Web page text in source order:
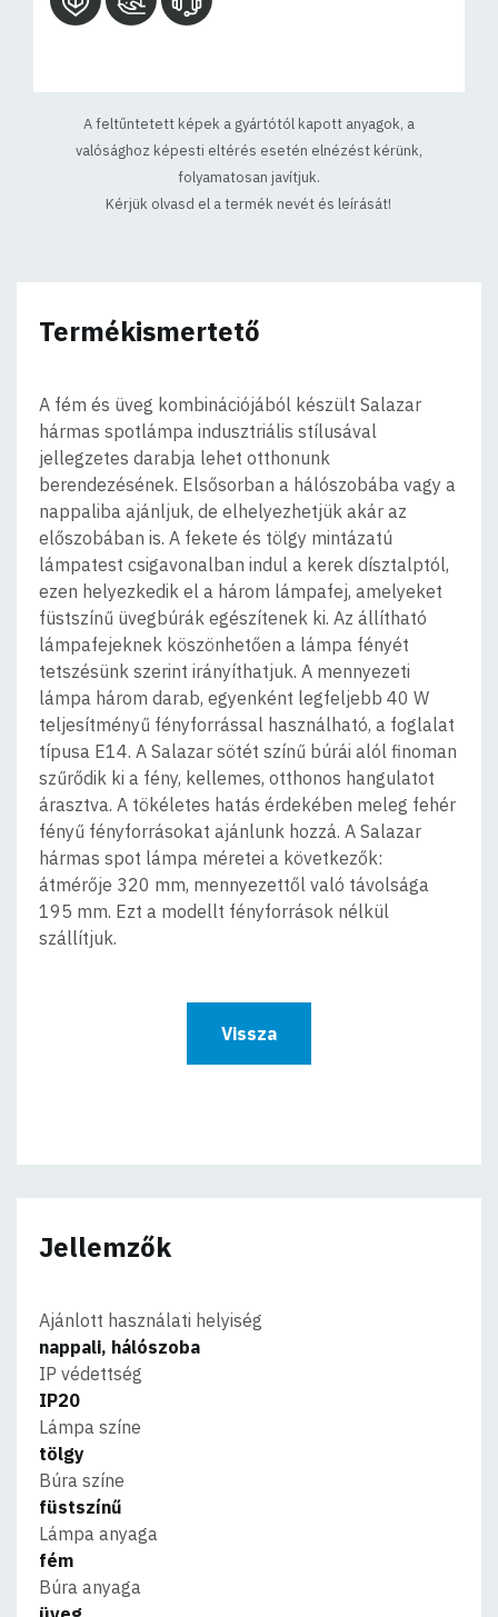
A feltűntetett képek a gyártótól kapott anyagok, a
valósághoz képesti eltérés esetén elnézést kérünk,
folyamatosan javítjuk.
Kérjük olvasd el a termék nevét és leírását!
Termékismertető
A fém és üveg kombinációjából készült Salazar
hármas spotlámpa indusztriális stílusával
jellegzetes darabja lehet otthonunk
berendezésének. Elsősorban a hálószobába vagy a
nappaliba ajánljuk, de elhelyezhetjük akár az
előszobában is. A fekete és tölgy mintázatú
lámpatest csigavonalban indul a kerek dísztalptól,
ezen helyezkedik el a három lámpafej, amelyeket
füstszínű üvegbúrák egészítenek ki. Az állítható
lámpafejeknek köszönhetően a lámpa fényét
tetszésünk szerint irányíthatjuk. A mennyezeti
lámpa három darab, egyenként legfeljebb 40 W
teljesítményű fényforrással használható, a foglalat
típusa E14. A Salazar sötét színű búrái alól finoman
szűrődik ki a fény, kellemes, otthonos hangulatot
árasztva. A tökéletes hatás érdekében meleg fehér
fényű fényforrásokat ajánlunk hozzá. A Salazar
hármas spot lámpa méretei a következők:
átmérője 320 mm, mennyezettől való távolsága
195 mm. Ezt a modellt fényforrások nélkül
szállítjuk.
Vissza
Jellemzők
Ajánlott használati helyiség
nappali, hálószoba
IP védettség
IP20
Lámpa színe
tölgy
Búra színe
füstszínű
Lámpa anyaga
fém
Búra anyaga